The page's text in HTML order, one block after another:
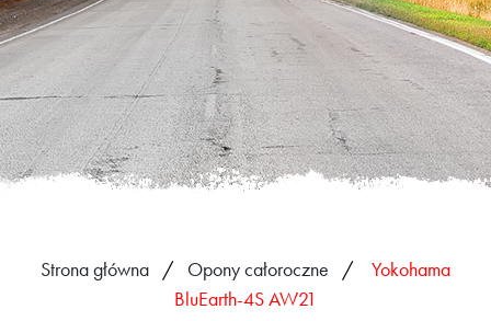
Strona główna Opony całoroczne
Yokohama
BluEarth-4S AW21